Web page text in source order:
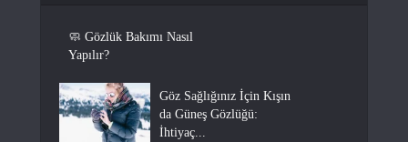
🧼 Gözlük Bakımı Nasıl
Yapılır?
Göz Sağlığınız İçin Kışın
da Güneş Gözlüğü:
İhtiyaç...